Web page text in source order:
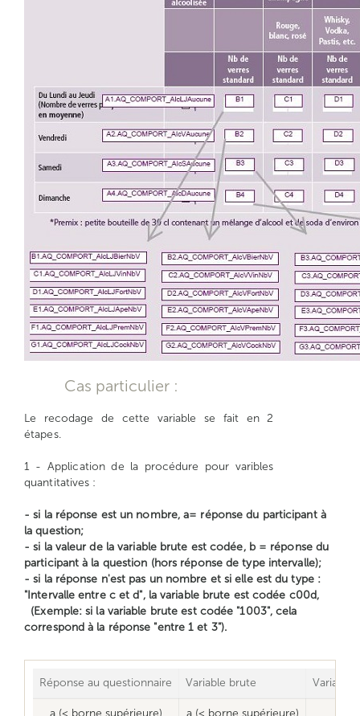
Cas particulier :
Le recodage de cette variable se fait en 2
étapes.
1 - Application de la procédure pour varibles
quantitatives :
- si la réponse est un nombre, a= réponse du participant à
la question;
- si la valeur de la variable brute est codée, b = réponse du
participant à la question (hors réponse de type intervalle);
- si la réponse n'est pas un nombre et si elle est du type :
"Intervalle entre c et d", la variable brute est codée c00d,
(Exemple: si la variable brute est codée "1003", cela
correspond à la réponse "entre 1 et 3").
Réponse au questionnaire Variable brute Variable
a (< borne supérieure) a (< borne supérieure)